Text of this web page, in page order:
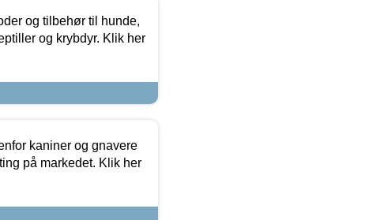
og tilbehør til hunde,
og krybdyr. Klik her
kaniner og gnavere
på markedet. Klik her